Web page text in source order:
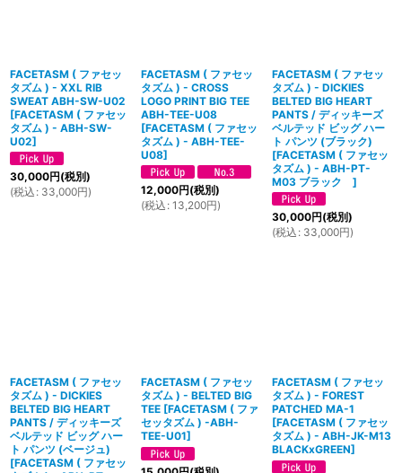
FACETASM ( ファセッ
タズム ) - XXL RIB
SWEAT ABH-SW-U02
[FACETASM ( ファセッ
タズム ) - ABH-SW-
U02]
30,000円(税別)
(税込 : 33,000円)
FACETASM ( ファセッ
タズム ) - CROSS
LOGO PRINT BIG TEE
ABH-TEE-U08
[FACETASM ( ファセッ
タズム ) - ABH-TEE-
U08]
12,000円(税別)
(税込 : 13,200円)
FACETASM ( ファセッ
タズム ) - DICKIES
BELTED BIG HEART
PANTS / ディッキーズ
ベルテッド ビッグ ハー
ト パンツ (ブラック)
[FACETASM ( ファセッ
タズム ) - ABH-PT-
M03 ブラック ]
30,000円(税別)
(税込 : 33,000円)
FACETASM ( ファセッ
タズム ) - DICKIES
BELTED BIG HEART
PANTS / ディッキーズ
ベルテッド ビッグ ハー
ト パンツ (ベージュ)
[FACETASM ( ファセッ
FACETASM ( ファセッ
タズム ) - BELTED BIG
TEE [FACETASM ( ファ
セッタズム ) -ABH-
TEE-U01]
FACETASM ( ファセッ
タズム ) - FOREST
PATCHED MA-1
[FACETASM ( ファセッ
タズム ) - ABH-JK-M13
BLACKxGREEN]